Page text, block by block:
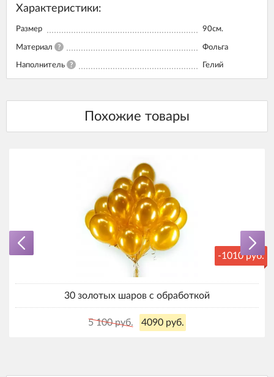
Характеристики:
Размер 90см.
Материал ? Фольга
Наполнитель ? Гелий
-1010 руб.
30 золотых шаров с обработкой
5 100 руб. 4090 руб.